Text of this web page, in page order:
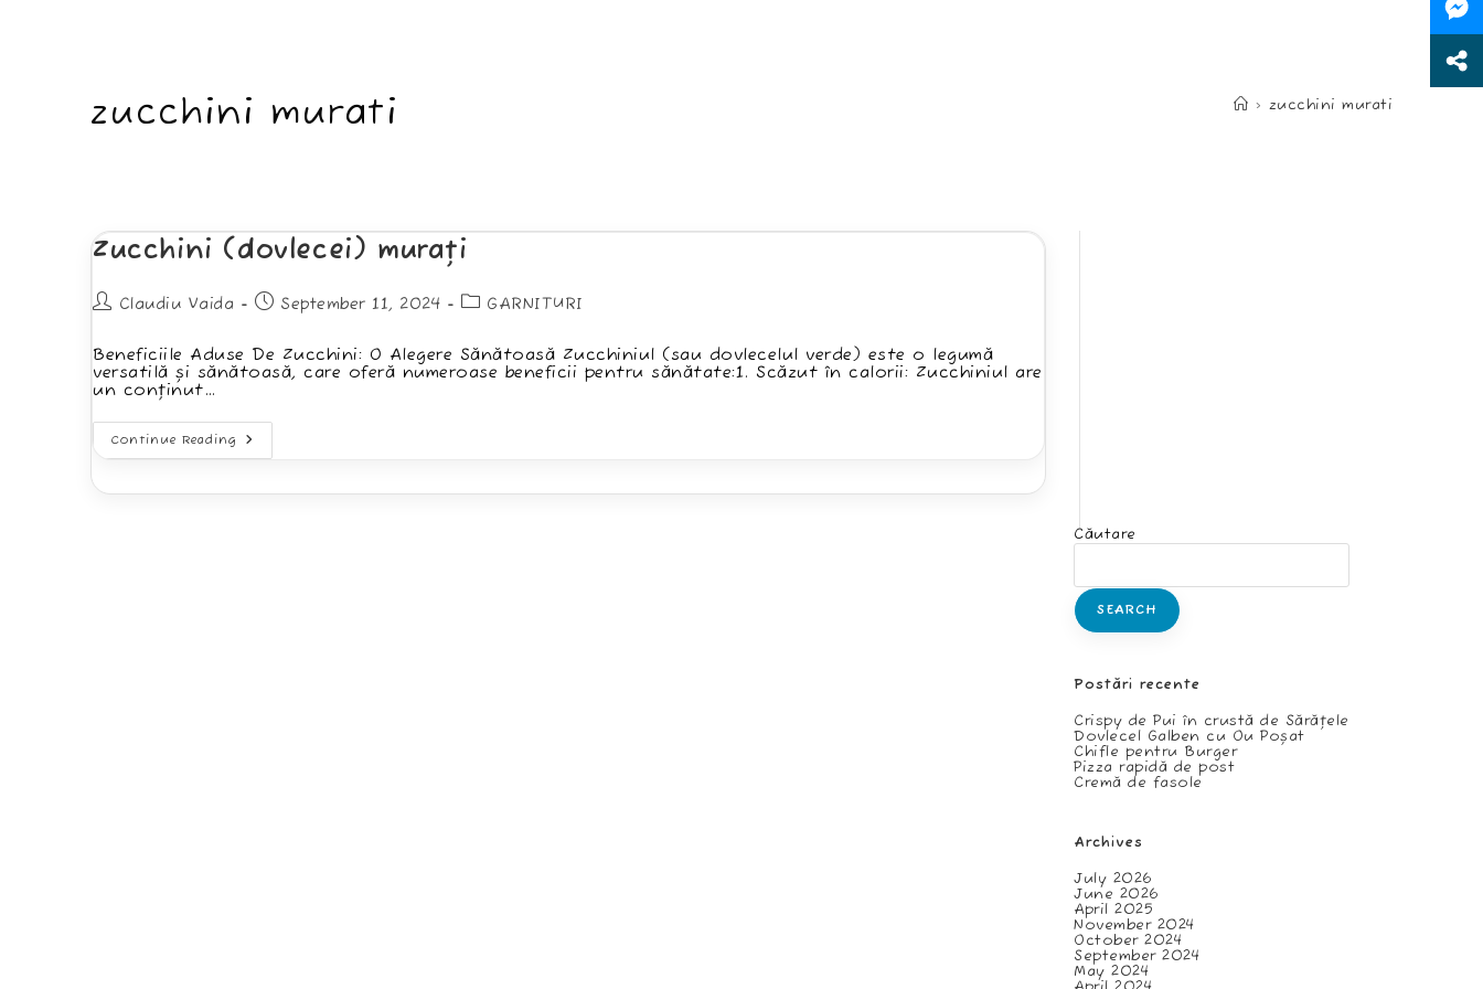
zucchini murati > zucchini murati
Zucchini (dovlecei) murați
PostClaudiu Vaida
PostSeptember 11, 2024
PostGARNITURI
Beneficiile Aduse De Zucchini: O Alegere Sănătoasă Zucchiniul (sau dovlecelul verde) este o legumă
versatilă și sănătoasă, care oferă numeroase beneficii pentru sănătate:1. Scăzut în calorii: Zucchiniul are
un conținut…
Continue Reading Zucchini
(dovlecei)
Căutare
SEARCH
Postări recente
Crispy de Pui în crustă de Sărățele
Dovlecel Galben cu Ou Poșat
Chifle pentru Burger
Pizza rapidă de post
Cremă de fasole
Archives
July 2026
June 2026
April 2025
November 2024
October 2024
September 2024
May 2024